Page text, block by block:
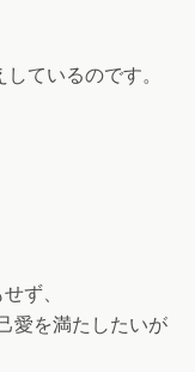
ているのです。
ず、
愛を満たしたいが